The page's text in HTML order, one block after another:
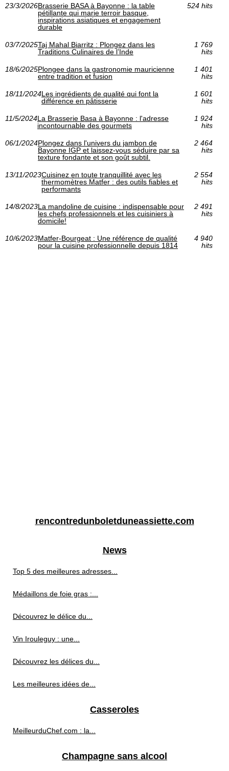
23/3/2026Brasserie BASA à Bayonne : la table
pétillante qui marie terroir basque,
inspirations asiatiques et engagement
durable
524 hits
03/7/2025Taj Mahal Biarritz : Plongez dans les
Traditions Culinaires de l’Inde
1 769
hits
18/6/2025Plongee dans la gastronomie mauricienne
entre tradition et fusion
1 401
hits
18/11/2024Les ingrédients de qualité qui font la
différence en pâtisserie
1 601
hits
11/5/2024La Brasserie Basa à Bayonne : l'adresse
incontournable des gourmets
1 924
hits
06/1/2024Plongez dans l'univers du jambon de
Bayonne IGP et laissez-vous séduire par sa
texture fondante et son goût subtil.
2 464
hits
13/11/2023Cuisinez en toute tranquillité avec les
thermomètres Matfer : des outils fiables et
performants
2 554
hits
14/8/2023La mandoline de cuisine : indispensable pour
les chefs professionnels et les cuisiniers à
domicile!
2 491
hits
10/6/2023Matfer-Bourgeat : Une référence de qualité
pour la cuisine professionnelle depuis 1814
4 940
hits
rencontredunboletduneassiette.com
News
Top 5 des meilleures adresses...
Médaillons de foie gras :...
Découvrez le délice du...
Vin Irouleguy : une...
Découvrez les délices du...
Les meilleures idées de...
Casseroles
MeilleurduChef.com : la...
Champagne sans alcool